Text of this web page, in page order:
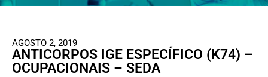
AGOSTO 2, 2019
ANTICORPOS IGE ESPECÍFICO (K74) –
OCUPACIONAIS – SEDA